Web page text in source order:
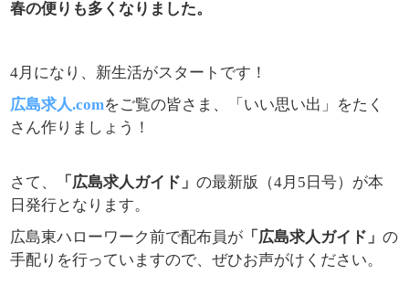
春の便りも多くなりました。
4月になり、新生活がスタートです！
広島求人.comをご覧の皆さま、「いい思い出」をたく
さん作りましょう！
さて、 「広島求人ガイド」の最新版（4月5日号）が本
日発行となります。
広島東ハローワーク前で配布員が 「広島求人ガイド」の
手配りを行っていますので、ぜひお声がけください。